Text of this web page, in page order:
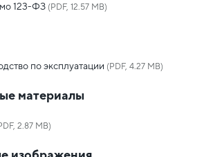
123-ФЗ (PDF, 12.57 MB)
по эксплуатации (PDF, 4.27 MB)
материалы
2.87 MB)